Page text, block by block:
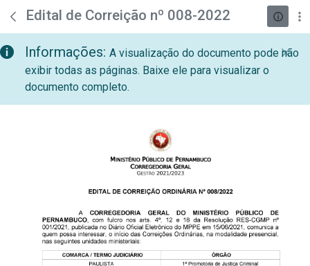
Pular para o Conteúdo principal
teste descricao
Edital de Correição nº 008-2022
Informações: A visualização do documento pode não
exibir todas as páginas. Baixe ele para visualizar o
documento completo.